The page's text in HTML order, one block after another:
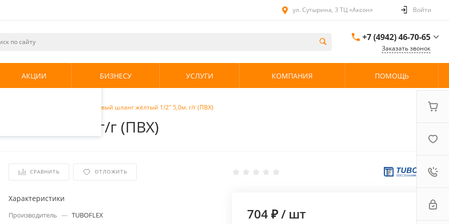
и
использования.
.
ул. Сутырина, 3 ТЦ «Аксон» Войти
+7 (4942) 46-70-65
ул. Сутырина, 3 ТЦ
Заказать звонок
АКЦИИ БИЗНЕСУ УСЛУГИ КОМПАНИЯ ПОМОЩЬ
Tuboflex Газовый шланг жёлтый 1/2" 5,0м. г/г (ПВХ)
1/2" 5,0м. г/г (ПВХ)
СРАВНИТЬ ОТЛОЖИТЬ
Характеристики
Производитель — TUBOFLEX
704 ₽/ шт